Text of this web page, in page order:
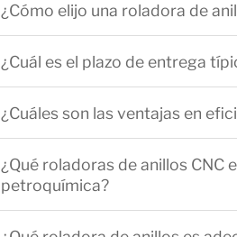
¿Cómo elijo una roladora de
¿Cuál es el plazo de entrega
¿Cuáles son las ventajas en
¿Qué roladoras de anillos
petroquímica?